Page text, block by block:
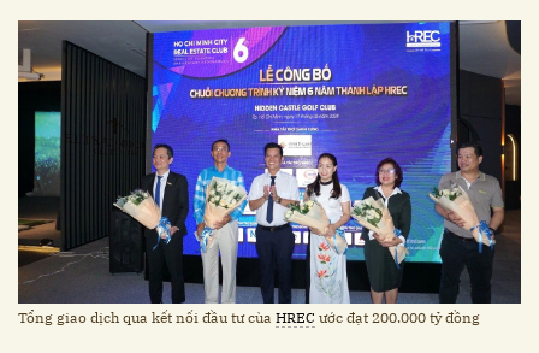
Tổng giao dịch qua kết nối đầu tư cùa HREC ước đạt 200.000 tỷ đồng